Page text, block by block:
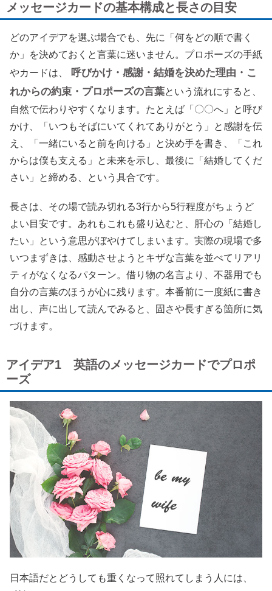
メッセージカードの基本構成と長さの目安
どのアイデアを選ぶ場合でも、先に「何をどの順で書く
か」を決めておくと言葉に迷いません。プロポーズの手紙
やカードは、
呼びかけ・感謝・結婚を決めた理由・こ
れからの約束・プロポーズの言葉という流れにすると、
自然で伝わりやすくなります。たとえば「〇〇へ」と呼び
かけ、「いつもそばにいてくれてありがとう」と感謝を伝
え、「一緒にいると前を向ける」と決め手を書き、「これ
からは僕も支える」と未来を示し、最後に「結婚してくだ
さい」と締める、という具合です。
長さは、その場で読み切れる3行から5行程度がちょうど
よい目安です。あれもこれも盛り込むと、肝心の「結婚し
たい」という意思がぼやけてしまいます。実際の現場で多
いつまずきは、感動させようとキザな言葉を並べてリアリ
ティがなくなるパターン。借り物の名言より、不器用でも
自分の言葉のほうが心に残ります。本番前に一度紙に書き
出し、声に出して読んでみると、固さや長すぎる箇所に気
づけます。
アイデア1 英語のメッセージカードでプロポ
ーズ
日本語だとどうしても重くなって照れてしまう人には、